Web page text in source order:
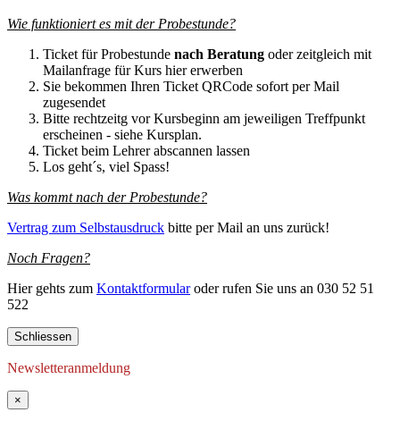
Wie funktioniert es mit der Probestunde?
Ticket für Probestunde nach Beratung oder zeitgleich mit
Mailanfrage für Kurs hier erwerben
Sie bekommen Ihren Ticket QRCode sofort per Mail
zugesendet
Bitte rechtzeitg vor Kursbeginn am jeweiligen Treffpunkt
erscheinen - siehe Kursplan.
Ticket beim Lehrer abscannen lassen
Los geht´s, viel Spass!
Was kommt nach der Probestunde?
Vertrag zum Selbstausdruck bitte per Mail an uns zurück!
Noch Fragen?
Hier gehts zum Kontaktformularoder rufen Sie uns an 030 52 51
522
Schliessen
Newsletteranmeldung
×